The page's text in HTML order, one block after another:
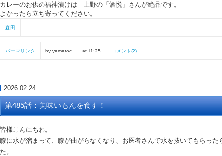
カレーのお供の福神漬けは 上野の「酒悦」さんが絶品です。
よかったら立ち寄ってください。
森田
パーマリンク by yamatoc at 11:25 コメント(2)
2026.02.24
第485話：美味いもんを食す！
皆様こんにちわ。
膝に水が溜まって、膝が曲がらなくなり、お医者さんで水を抜いてもらっ
た。